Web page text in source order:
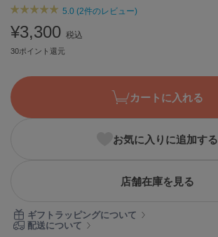
Ballelite
BANDOLIER
バンドリヤー
5.0 (2件のレビュー)
¥3,300 税込
30ポイント還元
カートに入れる
お気に入りに追加する
店舗在庫を見る
ギフトラッピングについて
配送について